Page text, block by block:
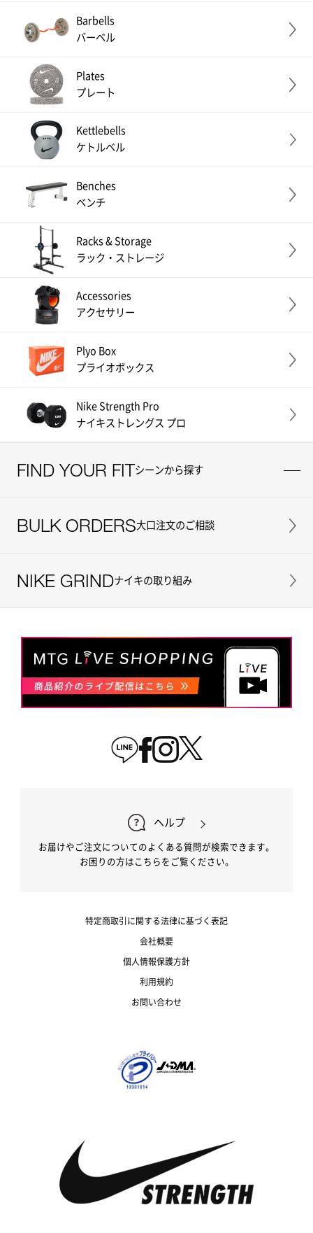
Barbells
バーベル
Plates
プレート
Kettlebells
ケトルベル
Benches
ベンチ
Racks & Storage
ラック・ストレージ
Accessories
アクセサリー
Plyo Box
プライオボックス
Nike Strength Pro
ナイキストレングス プロ
FIND YOUR FITシーンから探す
BULK ORDERS大口注文のご相談
NIKE GRINDナイキの取り組み
ヘルプ
お届けやご注文についてのよくある質問が検索できます。
お困りの方はこちらをご覧ください。
特定商取引に関する法律に基づく表記
会社概要
個人情報保護方針
利用規約
お問い合わせ